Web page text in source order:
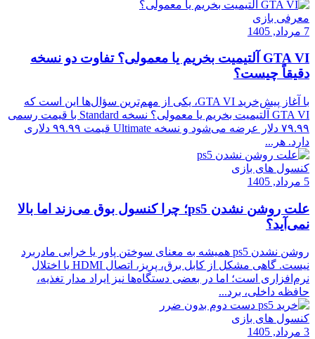
معرفی بازی
7 مرداد, 1405
GTA VI آلتیمیت بخریم یا معمولی؟ تفاوت دو نسخه
دقیقاً چیست؟
با آغاز پیش‌خرید GTA VI، یکی از مهم‌ترین سؤال‌ها این است که
GTA VI آلتیمیت بخریم یا معمولی؟ نسخه Standard با قیمت رسمی
۷۹.۹۹ دلار عرضه می‌شود و نسخه Ultimate قیمت ۹۹.۹۹ دلاری
دارد. هر...
کنسول های بازی
5 مرداد, 1405
علت روشن نشدن ps5؛ چرا کنسول بوق می‌زند اما بالا
نمی‌آید؟
روشن نشدن ps5 همیشه به معنای سوختن پاور یا خرابی مادربرد
نیست. گاهی مشکل از کابل برق، پریز، اتصال HDMI یا اختلال
نرم‌افزاری است؛ اما در بعضی دستگاه‌ها نیز ایراد مدار تغذیه،
حافظه داخلی، برد...
کنسول های بازی
3 مرداد, 1405